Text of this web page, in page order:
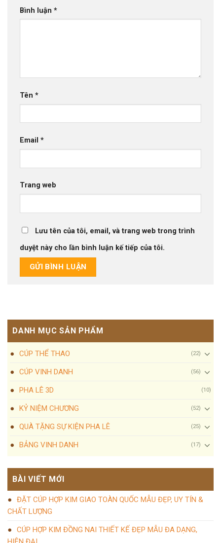
Bình luận *
Tên *
Email *
Trang web
Lưu tên của tôi, email, và trang web trong trình
duyệt này cho lần bình luận kế tiếp của tôi.
DANH MỤC SẢN PHẨM
CÚP THỂ THAO (22)
CÚP VINH DANH (56)
PHA LÊ 3D (10)
KỶ NIỆM CHƯƠNG (52)
QUÀ TẶNG SỰ KIỆN PHA LÊ (25)
BẢNG VINH DANH (17)
BÀI VIẾT MỚI
ĐẶT CÚP HỢP KIM GIAO TOÀN QUỐC MẪU ĐẸP, UY TÍN &
CHẤT LƯỢNG
CÚP HỢP KIM ĐỒNG NAI THIẾT KẾ ĐẸP MẪU ĐA DẠNG,